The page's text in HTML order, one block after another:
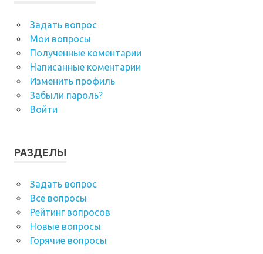
Задать вопрос
Мои вопросы
Полученные коментарии
Написанные коментарии
Изменить профиль
Забыли пароль?
Войти
РАЗДЕЛЫ
Задать вопрос
Все вопросы
Рейтинг вопросов
Новые вопросы
Горячие вопросы